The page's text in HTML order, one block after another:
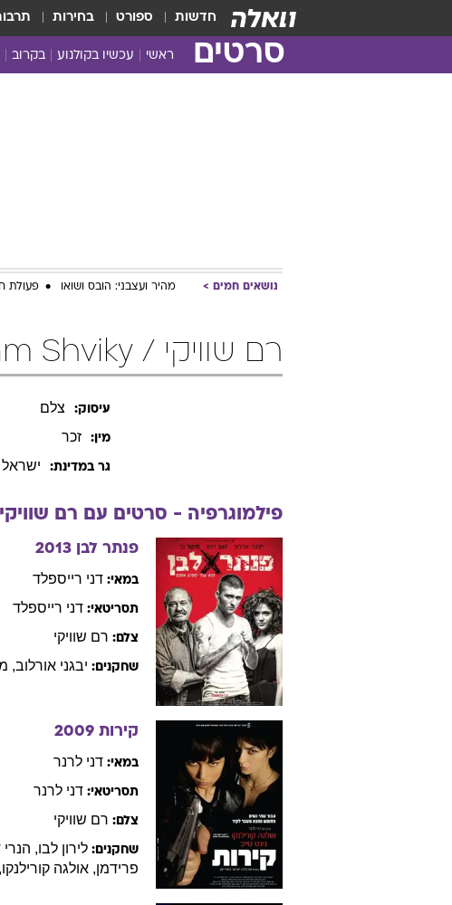
חדשות ספורט בחירות
סרטים ראשי עכשיו בקולנוע בקרוב
נושאים חמים מהיר ועצבני: הובס ושואו פעולת
רם שוויקי / Ram Shviky
עיסוק: צלם
מין: זכר
גר במדינת: ישראל
פילמוגרפיה - סרטים עם רם שוויקי
פנתר לבן 2013
במאי: דני רייספלד
תסריטאי: דני רייספלד
צלם: רם שוויקי
שחקנים: יבגני אורלוב,
קירות 2009
במאי: דני לרנר
תסריטאי: דני לרנר
צלם: רם שוויקי
שחקנים: לירון לבו, הנרי
פרידמן, אולגה קורילנקו,